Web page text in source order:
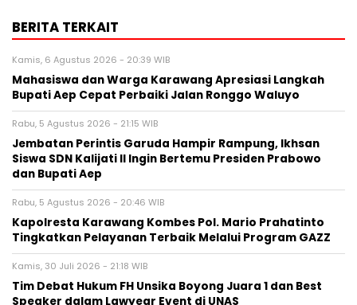
BERITA TERKAIT
Kamis, 6 Agustus 2026 - 20:39 WIB
Mahasiswa dan Warga Karawang Apresiasi Langkah
Bupati Aep Cepat Perbaiki Jalan Ronggo Waluyo
Rabu, 5 Agustus 2026 - 21:15 WIB
Jembatan Perintis Garuda Hampir Rampung, Ikhsan
Siswa SDN Kalijati II Ingin Bertemu Presiden Prabowo
dan Bupati Aep
Rabu, 5 Agustus 2026 - 20:46 WIB
Kapolresta Karawang Kombes Pol. Mario Prahatinto
Tingkatkan Pelayanan Terbaik Melalui Program GAZZ
Kamis, 30 Juli 2026 - 21:18 WIB
​Tim Debat Hukum FH Unsika Boyong Juara 1 dan Best
Speaker dalam Lawyear Event di UNAS